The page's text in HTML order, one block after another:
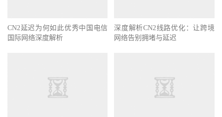
CN2延迟为何如此优秀中国电信
国际网络深度解析
深度解析CN2线路优化：让跨境
网络告别拥堵与延迟